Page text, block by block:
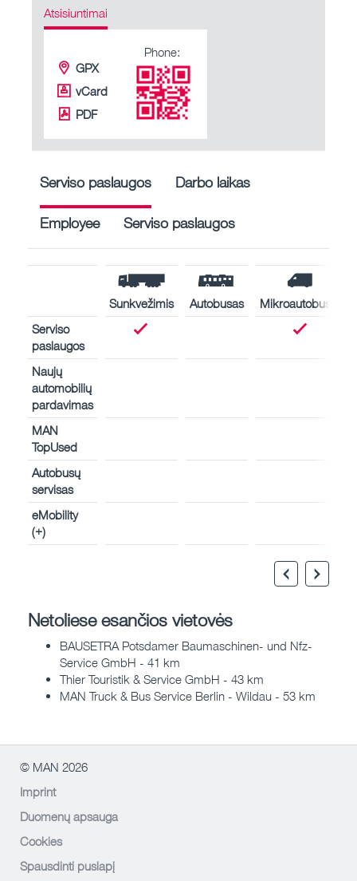
Atsisiuntimai
GPX
vCard
PDF
Phone:
Serviso paslaugos Darbo laikas
Employee Serviso paslaugos
Sunkvežimis Autobusas
Mikroautobusas
Serviso
paslaugos
Naujų
automobilių
pardavimas
MAN
TopUsed
Autobusų
servisas
eMobility
(+)
Netoliese esančios vietovės
BAUSETRA Potsdamer Baumaschinen- und Nfz-
Service GmbH - 41 km
Thier Touristik & Service GmbH - 43 km
MAN Truck & Bus Service Berlin - Wildau - 53 km
© MAN 2026
Imprint
Duomenų apsauga
Cookies
Spausdinti puslapį